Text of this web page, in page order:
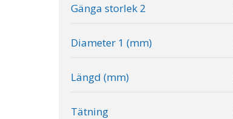
Gänga storlek 2
Diameter 1 (mm)
Längd (mm)
Tätning